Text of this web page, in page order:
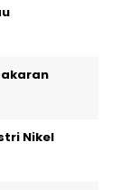
Nikel